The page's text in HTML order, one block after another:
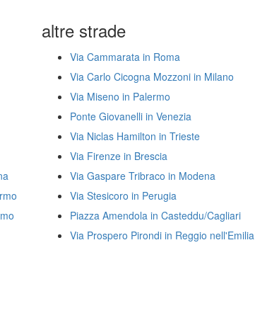
altre strade
Via Cammarata in Roma
Via Carlo Cicogna Mozzoni in Milano
Via Miseno in Palermo
Ponte Giovanelli in Venezia
Via Niclas Hamilton in Trieste
Via Firenze in Brescia
Via Gaspare Tribraco in Modena
Via Stesicoro in Perugia
Piazza Amendola in Casteddu/Cagliari
Via Prospero Pirondi in Reggio nell'Emilia